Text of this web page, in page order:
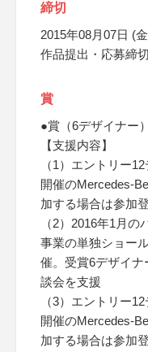
締切
2015年08月07日 (
作品提出・応募締
賞
●賞（6デザイナー）
【支援内容】
（1）エントリー
開催のMercedes-
加する場合は参加
（2）2016年1月
事業の単独ショー
催。受賞6デザイ
談会を支援
（3）エントリー
開催のMercedes-
加する場合は参加